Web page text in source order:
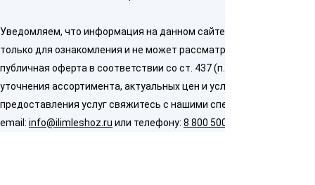
Уведомляем, что информация на данном сайте предназначена
только для ознакомления и не может рассматриваться как
публичная оферта в соответствии со ст. 437 (п. 2) ГК РФ. Для
уточнения ассортимента, актуальных цен и условий
предоставления услуг свяжитесь с нашими специалистами по
email: info@ilimleshoz.ru или телефону: 8 800 500 5437